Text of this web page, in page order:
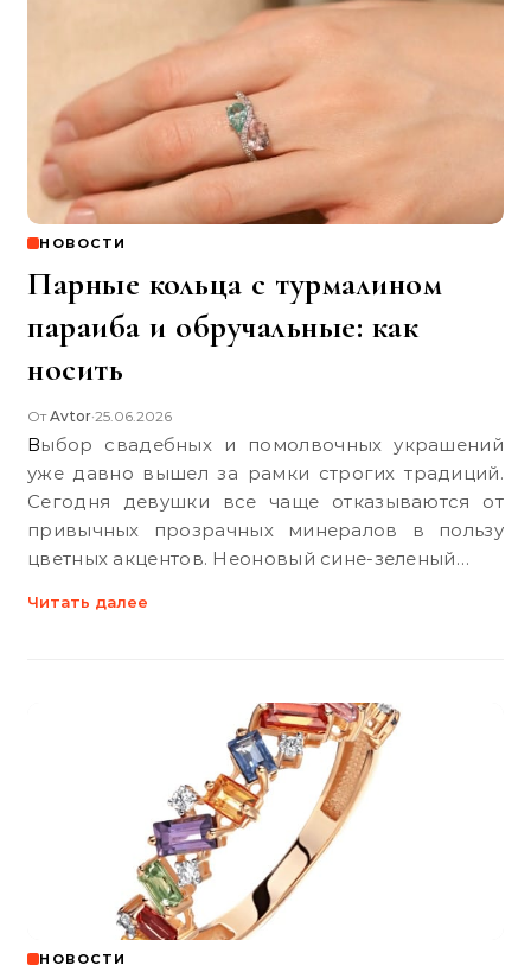
НОВОСТИ
Парные кольца с турмалином
параиба и обручальные: как
носить
ОтAvtor•25.06.2026
Выбор свадебных и помолвочных украшений
уже давно вышел за рамки строгих традиций.
Сегодня девушки все чаще отказываются от
привычных прозрачных минералов в пользу
цветных акцентов. Неоновый сине-зеленый…
Читать далее
НОВОСТИ